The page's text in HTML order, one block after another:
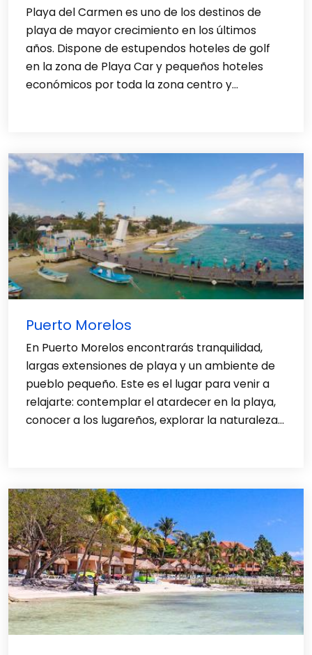
Playa del Carmen es uno de los destinos de
playa de mayor crecimiento en los últimos
años. Dispone de estupendos hoteles de golf
en la zona de Playa Car y pequeños hoteles
económicos por toda la zona centro y...
Puerto Morelos
En Puerto Morelos encontrarás tranquilidad,
largas extensiones de playa y un ambiente de
pueblo pequeño. Este es el lugar para venir a
relajarte: contemplar el atardecer en la playa,
conocer a los lugareños, explorar la naturaleza...